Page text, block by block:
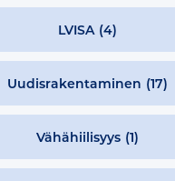
LVISA (4)
Uudisrakentaminen (17)
Vähähiilisyys (1)